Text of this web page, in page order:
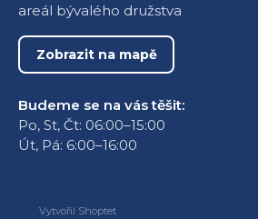
areál bývalého družstva
Zobrazit na mapě
Budeme se na vás těšit:
Po, St, Čt: 06:00–15:00
Út, Pá: 6:00–16:00
Vytvořil Shoptet